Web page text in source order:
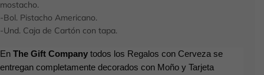
mostacho.
-Bol. Pistacho Americano.
-Und. Caja de Cartón con tapa.
En The Gift Company todos los Regalos con Cerveza se
entregan completamente decorados con Moño y Tarjeta